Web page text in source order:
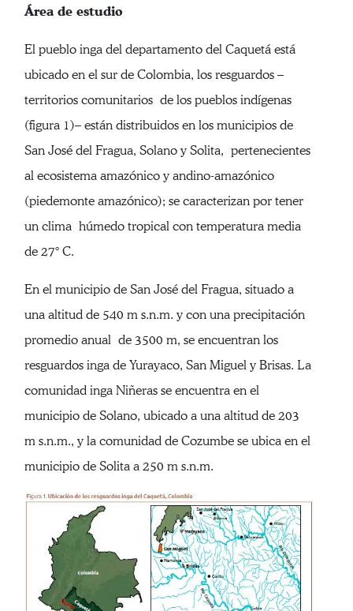
Área de estudio
El pueblo inga del departamento del Caquetá está
ubicado en el sur de Colombia, los resguardos –
territorios comunitarios de los pueblos indígenas
(figura 1)– están distribuidos en los municipios de
San José del Fragua, Solano y Solita, pertenecientes
al ecosistema amazónico y andino-amazónico
(piedemonte amazónico); se caracterizan por tener
un clima húmedo tropical con temperatura media
de 27° C.
En el municipio de San José del Fragua, situado a
una altitud de 540 m s.n.m. y con una precipitación
promedio anual de 3500 m, se encuentran los
resguardos inga de Yurayaco, San Miguel y Brisas. La
comunidad inga Niñeras se encuentra en el
municipio de Solano, ubicado a una altitud de 203
m s.n.m., y la comunidad de Cozumbe se ubica en el
municipio de Solita a 250 m s.n.m.